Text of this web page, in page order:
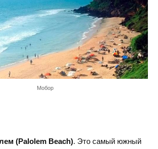
Мобор
(Palolem Beach). Это самый южный